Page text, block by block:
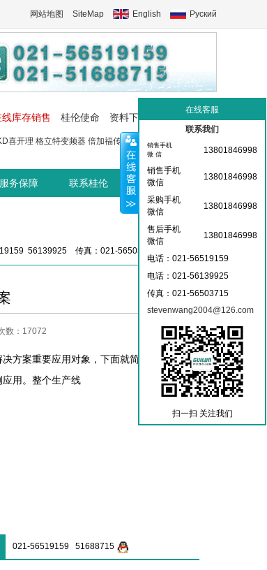
网站地图 SiteMap English Руский
线库存销售 桂伦使命 资料下载 工控交流中心
喜开理 格立特变频器 倍加福传感器 菲尼克斯端子
服务保障 联系桂伦 桂伦资讯中心
56139925 传真：021-56503715 36359826
数：17072
方案重要应用对象，下面就简单介绍一个纺
用。整个生产线
021-56519159 51688715
在线客服
联系我们
销售手机
微 信
13801846998
销售手机
微信
13801846998
采购手机
微信
13801846998
售后手机
微信
13801846998
电话：021-56519159
电话：021-56139925
传真：021-56503715
stevenwang2004@126.com
扫一扫 关注我们